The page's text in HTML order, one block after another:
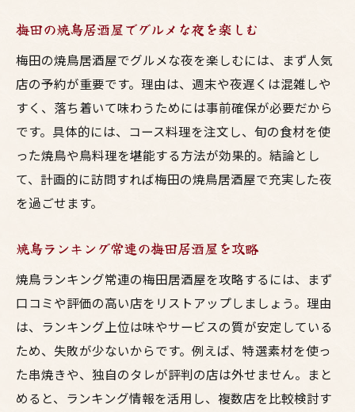
梅田の焼鳥居酒屋でグルメな夜を楽しむ
梅田の焼鳥居酒屋でグルメな夜を楽しむには、まず人気
店の予約が重要です。理由は、週末や夜遅くは混雑しや
すく、落ち着いて味わうためには事前確保が必要だから
です。具体的には、コース料理を注文し、旬の食材を使
った焼鳥や鳥料理を堪能する方法が効果的。結論とし
て、計画的に訪問すれば梅田の焼鳥居酒屋で充実した夜
を過ごせます。
焼鳥ランキング常連の梅田居酒屋を攻略
焼鳥ランキング常連の梅田居酒屋を攻略するには、まず
口コミや評価の高い店をリストアップしましょう。理由
は、ランキング上位は味やサービスの質が安定している
ため、失敗が少ないからです。例えば、特選素材を使っ
た串焼きや、独自のタレが評判の店は外せません。まと
めると、ランキング情報を活用し、複数店を比較検討す